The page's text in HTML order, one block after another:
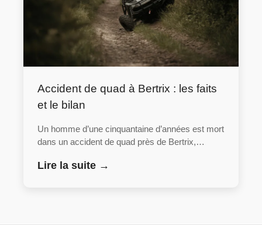
Accident de quad à Bertrix : les faits
et le bilan
Un homme d’une cinquantaine d’années est mort
dans un accident de quad près de Bertrix,…
Lire la suite →